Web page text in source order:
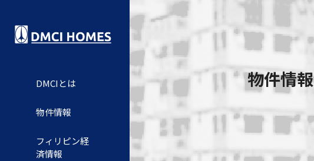
DMCIとは
物件情報
フィリピン経
済情報
物件情報